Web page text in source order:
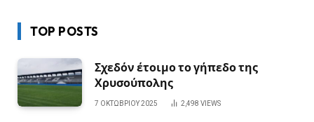
TOP POSTS
Σχεδόν έτοιμο το γήπεδο της
Χρυσούπολης
7 ΟΚΤΩΒΡΊΟΥ 2025 2,498 VIEWS